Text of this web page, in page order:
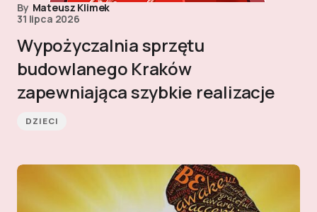
By Mateusz Klimek
31 lipca 2026
Wypożyczalnia sprzętu
budowlanego Kraków
zapewniająca szybkie realizacje
DZIECI